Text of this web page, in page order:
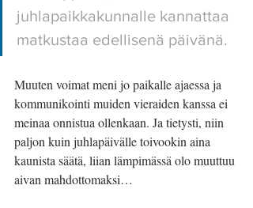
juhlapaikkakunnalle kannattaa
matkustaa edellisenä päivänä.
Muuten voimat meni jo paikalle ajaessa ja
kommunikointi muiden vieraiden kanssa ei
meinaa onnistua ollenkaan. Ja tietysti, niin
paljon kuin juhlapäivälle toivookin aina
kaunista säätä, liian lämpimässä olo muuttuu
aivan mahdottomaksi…